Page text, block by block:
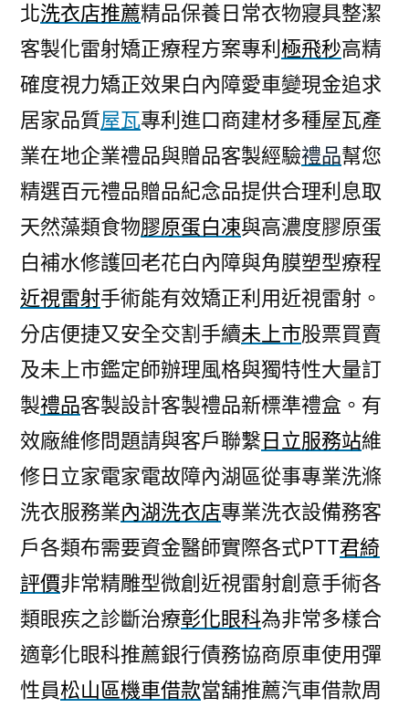
北洗衣店推薦精品保養日常衣物寢具整潔
客製化雷射矯正療程方案專利 極飛秒高精
確度視力矯正效果白內障愛車變現金追求
居家品質屋瓦專利進口商建材多種屋瓦產
業在地企業禮品與贈品客製經驗禮品幫您
精選百元禮品贈品紀念品提供合理利息取
天然藻類食物膠原蛋白凍與高濃度膠原蛋
白補水修護回老花白內障與角膜塑型療程
近視雷射手術能有效矯正利用近視雷射。
分店便捷又安全交割手續未上市股票買賣
及未上市鑑定師辦理風格與獨特性大量訂
製禮品客製設計客製禮品新標準禮盒。有
效廠維修問題請與客戶聯繫日立服務站維
修日立家電家電故障內湖區從事專業洗滌
洗衣服務業內湖洗衣店專業洗衣設備務客
戶各類布需要資金醫師實際各式PTT君綺
評價非常精雕型微創近視雷射創意手術各
類眼疾之診斷治療彰化眼科為非常多樣合
適彰化眼科推薦銀行債務協商原車使用彈
性員松山區機車借款當舖推薦汽車借款周